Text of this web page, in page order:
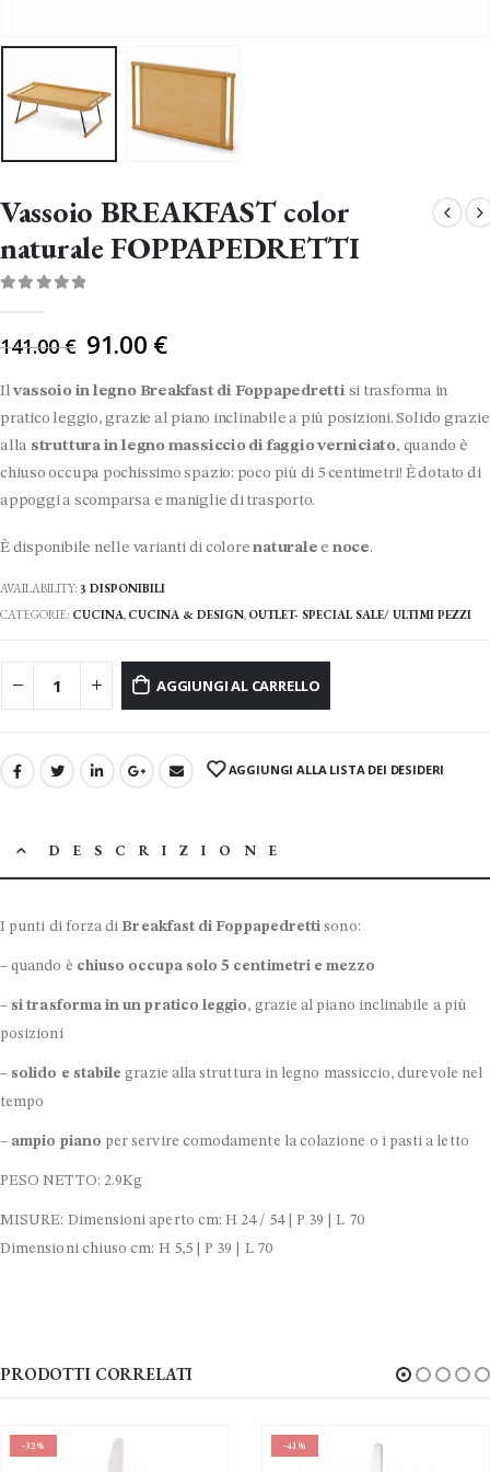
Vassoio BREAKFAST color
naturale FOPPAPEDRETTI
141.00€ Il
originale
era:
141.00 €.
91.00 €
Ilvassoio in legno Breakfast di Foppapedrettisi trasforma in
pratico leggio, grazie al piano inclinabile a più posizioni. Solido grazie
alla struttura in legno massiccio di faggio verniciato, quando è
chiuso occupa pochissimo spazio: poco più di 5 centimetri! È dotato di
appoggi a scomparsa e maniglie di trasporto.
È disponibile nelle varianti di colorenaturale e noce.
AVAILABILITY: 3 DISPONIBILI
CATEGORIE: CUCINA CUCINA & DESIGN OUTLET- SPECIAL SALE/ ULTIMI PEZZI
AGGIUNGI AL CARRELLO
AGGIUNGI ALLA LISTA DEI DESIDERI
DESCRIZIONE
I punti di forza diBreakfast di Foppapedretti sono:
– quando è chiuso occupa solo 5 centimetri e mezzo
– si trasforma in un pratico leggio, grazie al piano inclinabile a più
posizioni
– solido e stabile grazie alla struttura in legno massiccio, durevole nel
tempo
– ampio piano per servire comodamente la colazione o i pasti a letto
PESO NETTO: 2.9Kg
MISURE: Dimensioni aperto cm: H 24 / 54 | P 39 | L 70
Dimensioni chiuso cm: H 5,5 | P 39 | L 70
PRODOTTI CORRELATI